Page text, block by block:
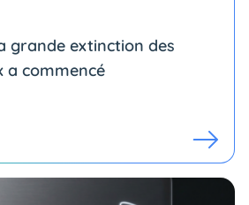
grande extinction des
a commencé